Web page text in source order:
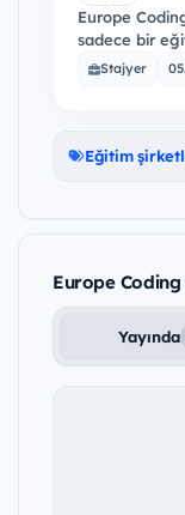
Europe
sadece bir
dijital
Stajyer
Eğitim
Europe
Yayında